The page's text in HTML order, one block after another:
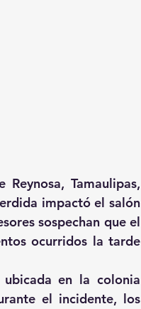
Tamaulipas,
impactó el salón
sospechan que el
ocurridos la tarde
en la colonia
el incidente, los